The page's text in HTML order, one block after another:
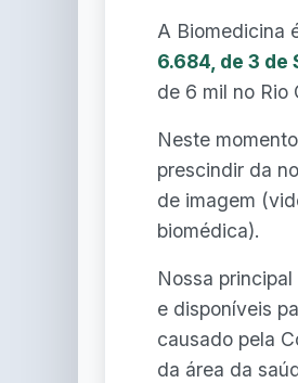
A Biomedicina
6.684, de 3 de
de 6 mil no Rio
Neste
prescindir da
de imagem
biomédica).
Nossa
e disponíveis
causado pela
da área da